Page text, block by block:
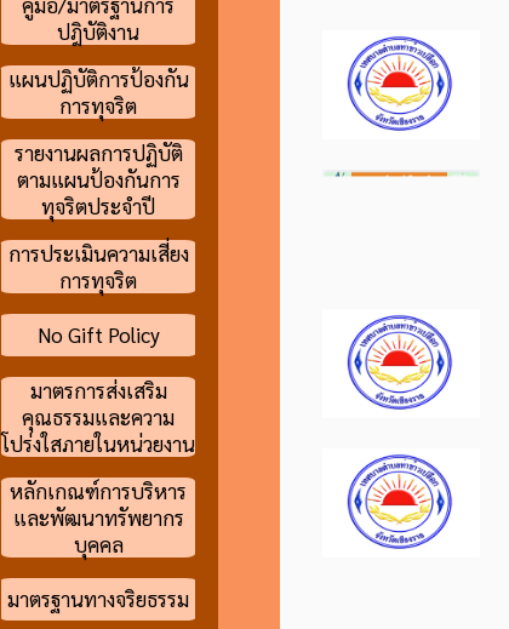
ปฎิบัติงาน
แผนปฏิบัติการป้องกัน
การทุจริต
รายงานผลการปฏิบัติ
ตามแผนป้องกันการ
ทุจริตประจำปี
การประเมินความเสี่ยง
การทุจริต
No Gift Policy
มาตรการส่งเสริม
คุณธรรมและความ
โปร่งใสภายในหน่วยงาน
หลักเกณฑ์การบริหาร
และพัฒนาทรัพยากร
บุคคล
มาตรฐานทางจริยธรรม